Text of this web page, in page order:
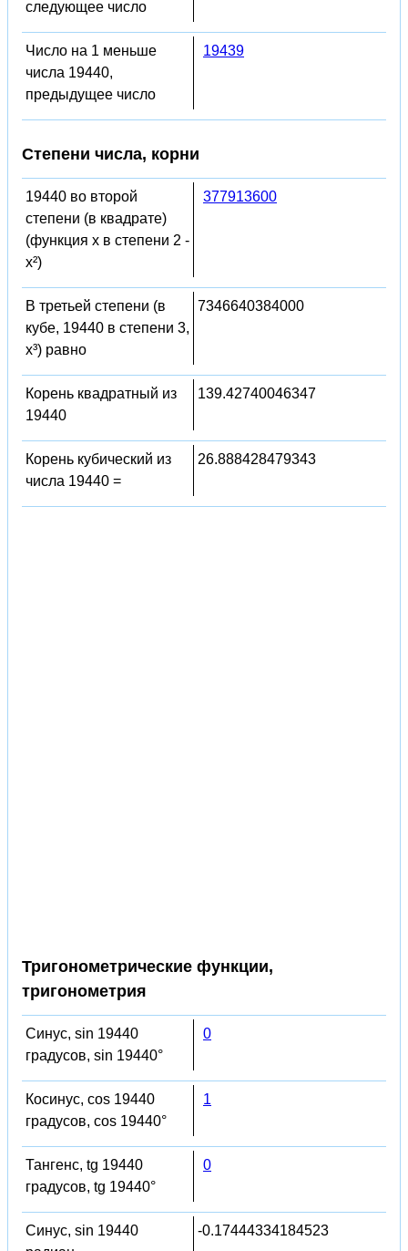
следующее число
Число на 1 меньше
числа 19440,
предыдущее число
19439
Степени числа, корни
19440 во второй
степени (в квадрате)
(функция x в степени 2 -
x²)
377913600
В третьей степени (в
кубе, 19440 в степени 3,
x³) равно
7346640384000
Корень квадратный из
19440
139.42740046347
Корень кубический из
числа 19440 =
26.888428479343
Тригонометрические функции,
тригонометрия
Синус, sin 19440
градусов, sin 19440°
0
Косинус, cos 19440
градусов, cos 19440°
1
Тангенс, tg 19440
градусов, tg 19440°
0
Синус, sin 19440
-0.17444334184523